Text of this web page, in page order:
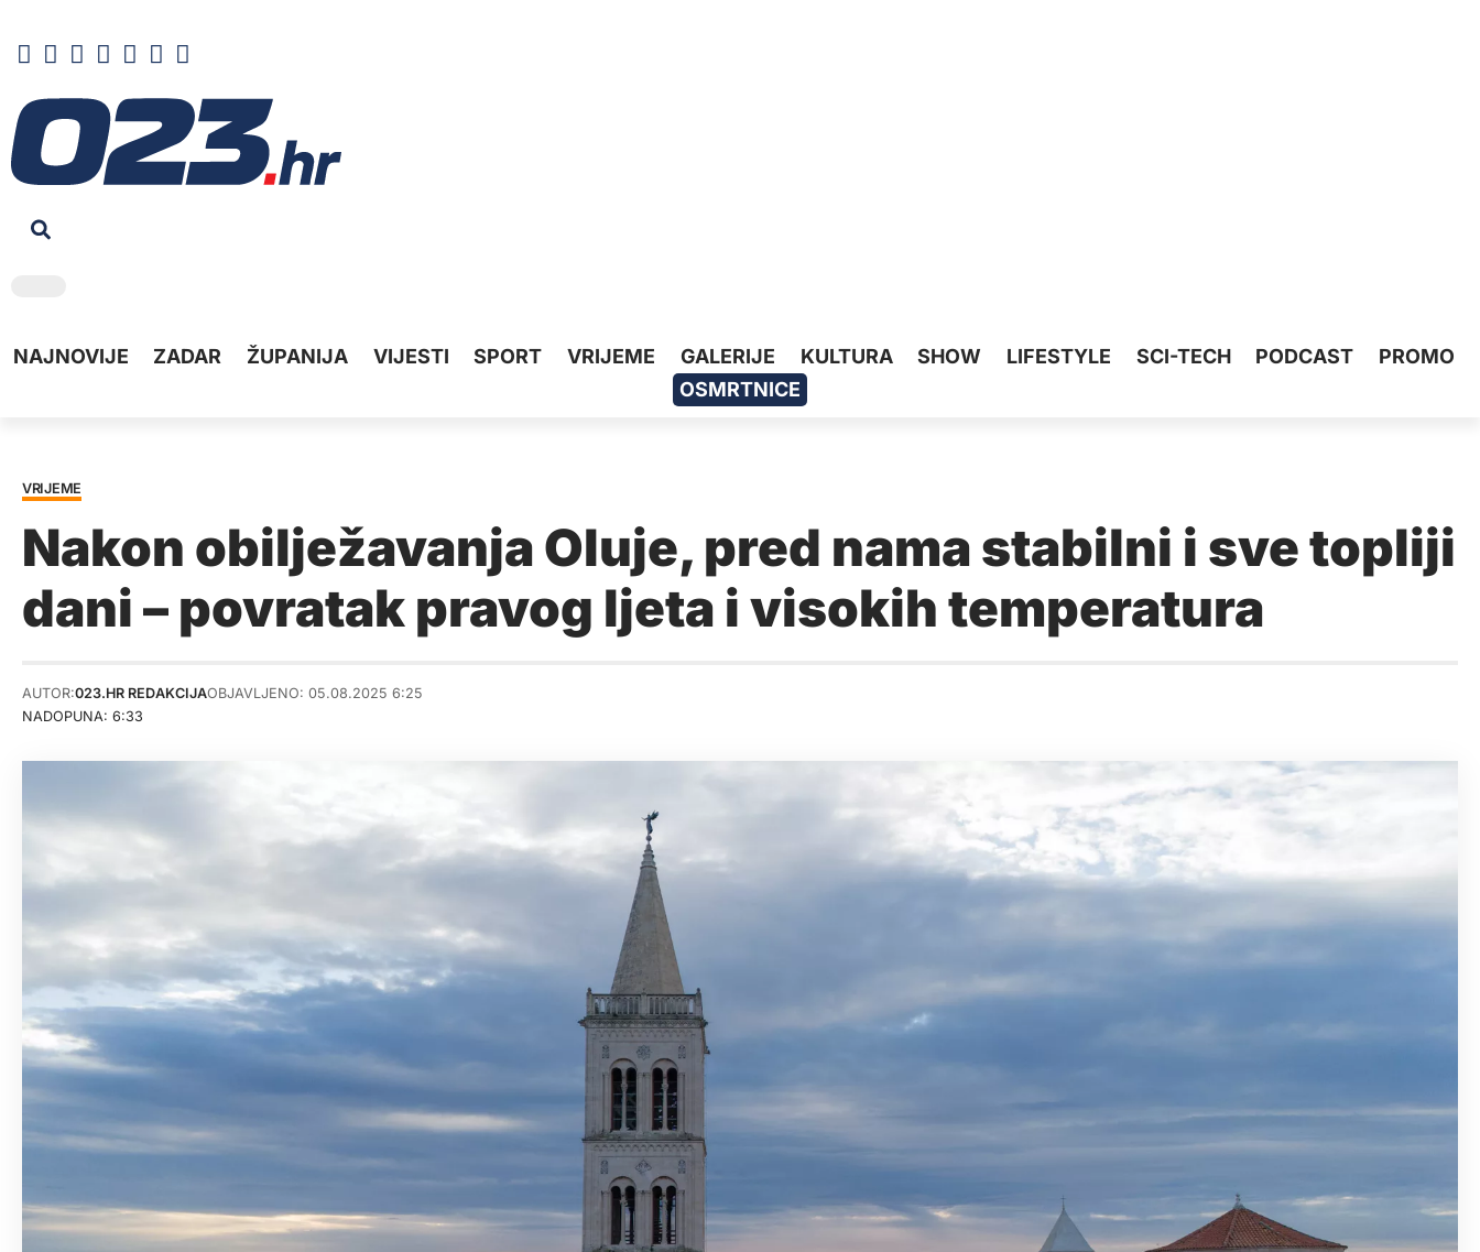
NAJNOVIJE ZADAR ŽUPANIJA VIJESTI SPORT VRIJEME GALERIJE KULTURA SHOW LIFESTYLE SCI-TECH PODCAST
PROMO
OSMRTNICE
VRIJEME
Nakon obilježavanja Oluje, pred nama stabilni i sve topliji
dani – povratak pravog ljeta i visokih temperatura
NADOPUNA: 6:33
AUTOR:023.HR REDAKCIJAOBJAVLJENO: 05.08.2025 6:25